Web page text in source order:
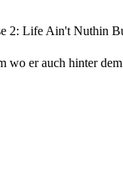
2: Life Ain't Nuthin
wo er auch hinter